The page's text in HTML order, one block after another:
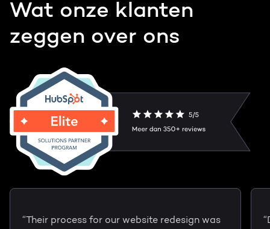
“Their process for our website redesign was
Wat onze klanten
zeggen over ons